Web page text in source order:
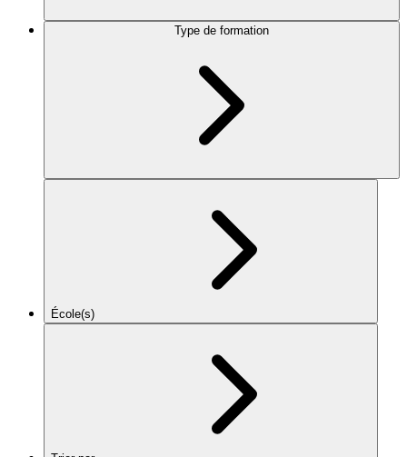
Type de formation
École(s)